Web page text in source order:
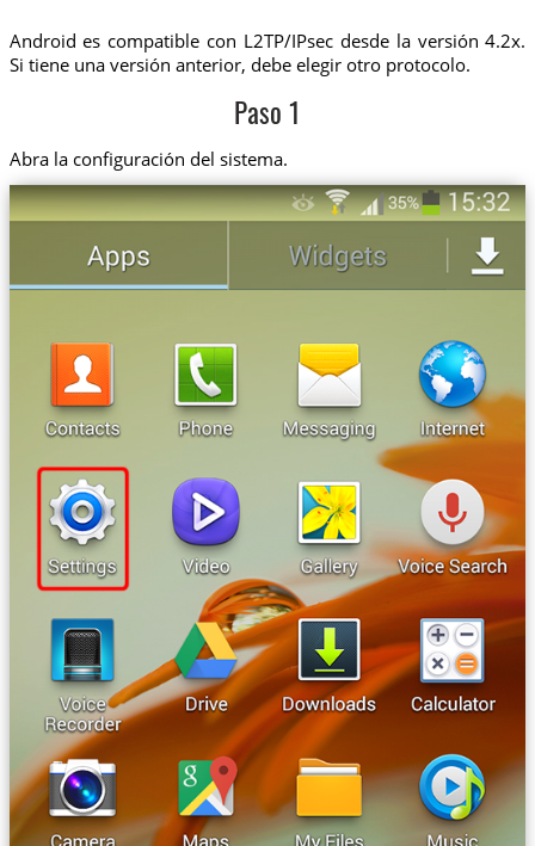
Android es compatible con L2TP/IPsec desde la versión 4.2x.
Si tiene una versión anterior, debe elegir otro protocolo.
Paso 1
Abra la configuración del sistema.